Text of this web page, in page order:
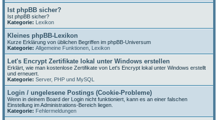
Ist phpBB sicher?
Ist phpBB sicher?
Kategorie: Lexikon
Kleines phpBB-Lexikon
Kurze Erklärung von üblichen Begriffen im phpBB-Universum
Kategorie: Allgemeine Funktionen Lexikon
Let's Encrypt Zertifikate lokal unter Windows erstellen
Erklärt, wie man kostenlose Zertifikate von Let's Encrypt lokal unter Windows erstellt
und erneuert.
Kategorie: Server, PHP und MySQL
Login / ungelesene Postings (Cookie-Probleme)
Wenn in deinem Board der Login nicht funktioniert, kann es an einer falschen
Einstellung im Administrations-Bereich liegen.
Kategorie: Fehlermeldungen